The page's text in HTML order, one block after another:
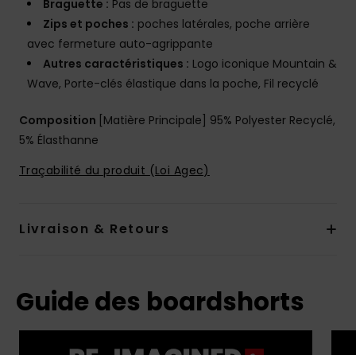
Braguette : Pas de braguette
Zips et poches : poches latérales, poche arrière
avec fermeture auto-agrippante
Autres caractéristiques : Logo iconique Mountain &
Wave, Porte-clés élastique dans la poche, Fil recyclé
Composition [Matière Principale] 95% Polyester Recyclé,
5% Élasthanne
Traçabilité du produit (Loi Agec)
Livraison & Retours
Guide des boardshorts